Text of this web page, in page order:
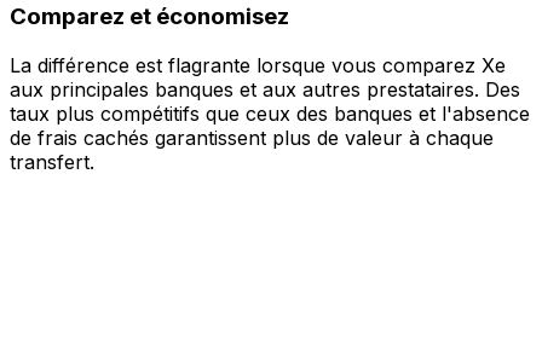
Comparez et économisez
La différence est flagrante lorsque vous comparez Xe
aux principales banques et aux autres prestataires. Des
taux plus compétitifs que ceux des banques et l'absence
de frais cachés garantissent plus de valeur à chaque
transfert.